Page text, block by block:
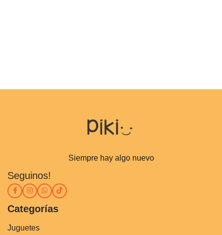
Siempre hay algo nuevo
Seguinos!
Categorías
Juguetes